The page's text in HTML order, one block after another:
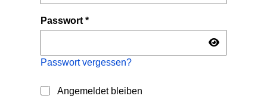
Passwort*
Passwort vergessen?
Angemeldet bleiben